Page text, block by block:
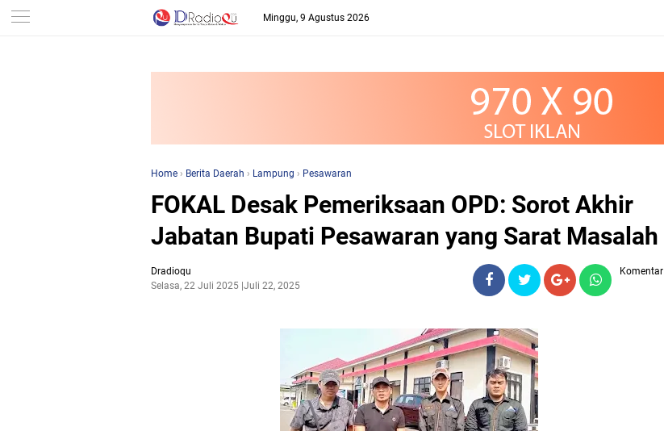
-->
Minggu, 9 Agustus 2026
Home › Berita Daerah › Lampung › Pesawaran
FOKAL Desak Pemeriksaan OPD: Sorot Akhir
Jabatan Bupati Pesawaran yang Sarat Masalah
Dradioqu
Selasa, 22 Juli 2025 Juli 22, 2025
Komentar